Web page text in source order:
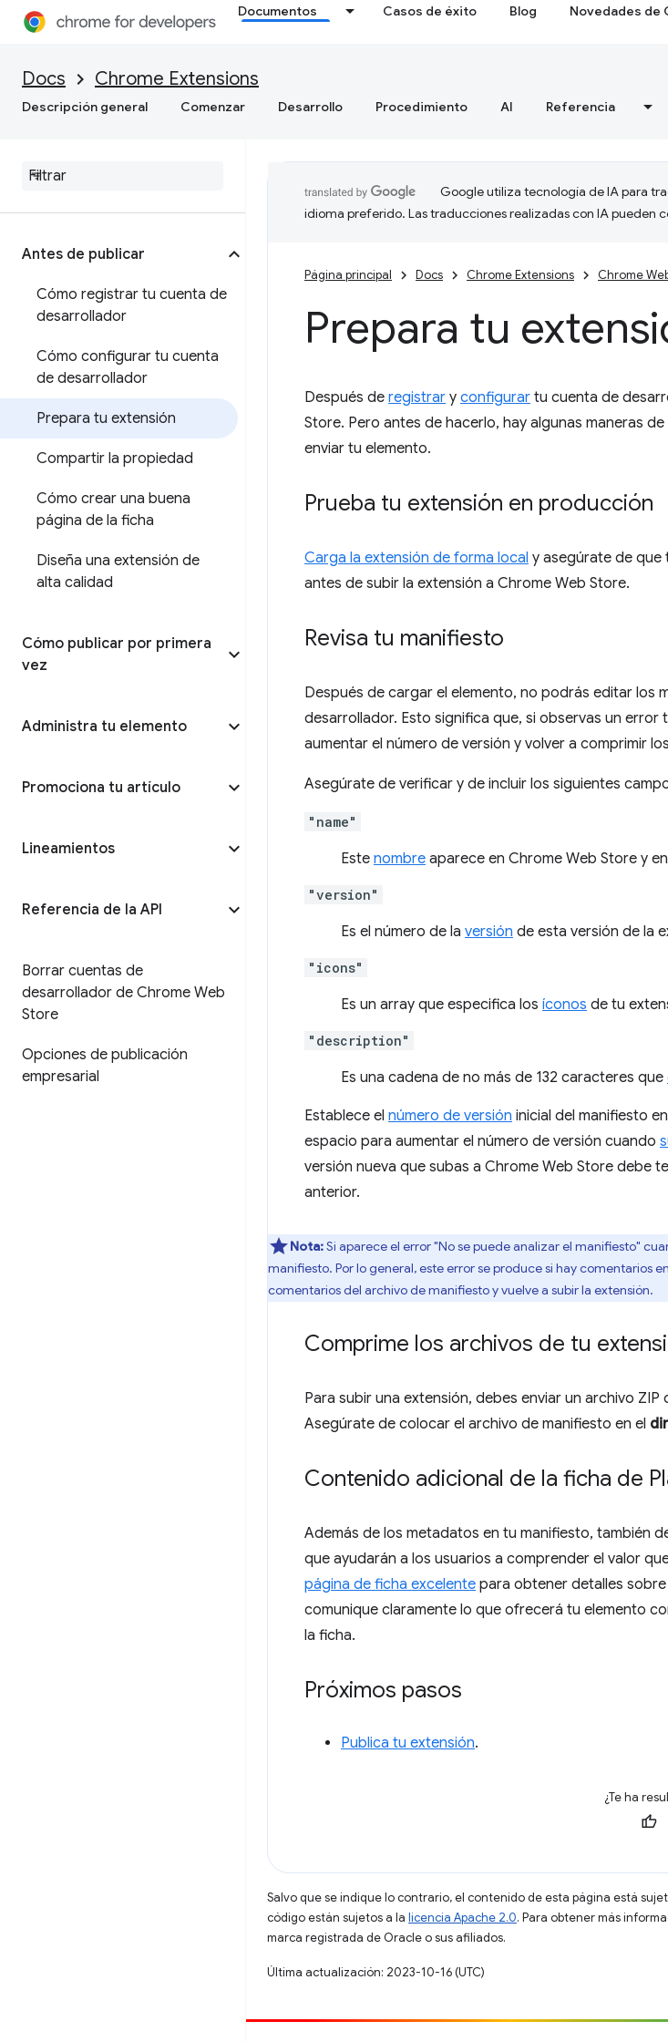
Documentos Casos de éxito Blog Novedades de
Docs Chrome Extensions
Descripción general Comenzar Desarrollo Procedimiento AI Referencia
Antes de publicar
Cómo registrar tu cuenta de
desarrollador
Cómo configurar tu cuenta
de desarrollador
Prepara tu extensión
Compartir la propiedad
Cómo crear una buena
página de la ficha
Diseña una extensión de
alta calidad
Cómo publicar por primera
vez
Administra tu elemento
Promociona tu artículo
Lineamientos
Referencia de la API
Borrar cuentas de
desarrollador de Chrome Web
Store
Opciones de publicación
empresarial
Google utiliza tecnología de IA para
idioma preferido. Las traducciones realizadas con IA pueden
Página principal Docs Chrome Extensions Chrome
Prepara tu
Después de registrar y configurar tu cuenta de
Store. Pero antes de hacerlo, hay algunas maneras
enviar tu elemento.
Prueba tu extensión en producción
Carga la extensión de forma local y asegúrate de que
antes de subir la extensión a Chrome Web Store.
Revisa tu manifiesto
Después de cargar el elemento, no podrás editar los
desarrollador. Esto significa que, si observas un
aumentar el número de versión y volver a comprimir
Asegúrate de verificar y de incluir los siguientes
"name"
Este nombre aparece en Chrome Web Store y
"version"
Es el número de la versión de esta versión de la
"icons"
Es un array que especifica los íconos de tu
"description"
Es una cadena de no más de 132 caracteres que
Establece el número de versión inicial del manifiesto
espacio para aumentar el número de versión cuando
versión nueva que subas a Chrome Web Store debe
anterior.
Nota:Si aparece el error "No se puede analizar el manifiesto"
manifiesto. Por lo general, este error se produce si hay comentarios
comentarios del archivo de manifiesto y vuelve a subir la extensión.
Comprime los archivos de tu
Para subir una extensión, debes enviar un archivo
Asegúrate de colocar el archivo de manifiesto en el
Contenido adicional de la ficha de
Además de los metadatos en tu manifiesto, también
que ayudarán a los usuarios a comprender el valor
página de ficha excelente para obtener detalles
comunique claramente lo que ofrecerá tu elemento
la ficha.
Próximos pasos
Publica tu extensión.
¿Te ha
Salvo que se indique lo contrario, el contenido de esta página está
código están sujetos a la licencia Apache 2.0. Para obtener más
marca registrada de Oracle o sus afiliados.
Última actualización: 2023-10-16 (UTC)